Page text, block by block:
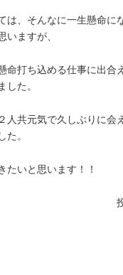
は、そんなに一生懸命に
いますが、
命打ち込める仕事に出合
した。
人共元気で久しぶりに会
た。
たいと思います！！